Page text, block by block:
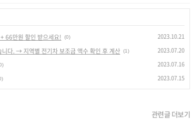
66만원 할인 받으세요! (0) 2023.10.21
다. → 지역별 전기차 보조금 액수 확인 후 계산 (1) 2023.07.20
2023.07.16
2023.07.15
관련글 더보기